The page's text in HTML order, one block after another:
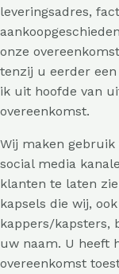
leveringsadres,
onze
tenzij u eerder
ik uit hoofde van
overeenkomst.
Wij maken gebruik
social media
klanten te laten
kapsels die wij,
kappers/kapsters,
uw naam. U heeft
overeenkomst